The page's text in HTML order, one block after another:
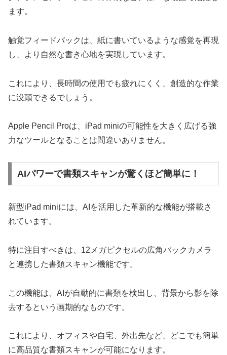
ます。
触覚フィードバックは、紙に書いているような感覚を再現
し、より自然な書き心地を実現しています。
これにより、長時間の使用でも疲れにくく、創造的な作業
に没頭できるでしょう。
Apple Pencil Proは、iPad miniの可能性を大きく広げる強
力なツールとなることは間違いありません。
AIパワーで書類スキャンが驚くほど簡単に！
新型iPad miniには、AIを活用した革新的な機能が搭載さ
れています。
特に注目すべきは、12メガピクセルの広角バックカメラ
と連携した書類スキャン機能です。
この機能は、AIが自動的に書類を検出し、背景から影を除
去するという画期的なものです。
これにより、オフィスや自宅、外出先など、どこでも簡単
に高品質な書類スキャンが可能になります。